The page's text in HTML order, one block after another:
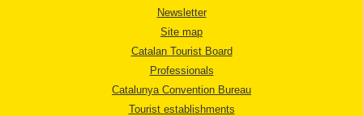
Newsletter
Site map
Catalan Tourist Board
Professionals
Catalunya Convention Bureau
Tourist establishments